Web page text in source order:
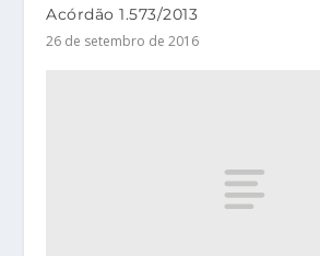
Acórdão 1.573/2013
26 de setembro de 2016